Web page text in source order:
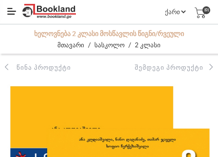
(0)
ᲮᲔᲚᲝᲕᲜᲔᲑᲐ 2 ᲙᲚᲐᲡᲘ ᲛᲝᲡᲬᲐᲕᲚᲘᲡ ᲬᲘᲒᲜᲘ/ᲠᲕᲔᲣᲚᲘ
მთავარი / სასკოლო / 2 კლასი
ᲬᲘᲜᲐ ᲞᲠᲝᲓᲣᲥᲢᲘ ᲨᲔᲛᲓᲔᲒᲘ ᲞᲠᲝᲓᲣᲥᲢᲘ